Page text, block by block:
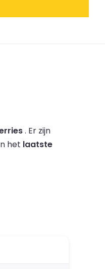
. Er zijn
het laatste